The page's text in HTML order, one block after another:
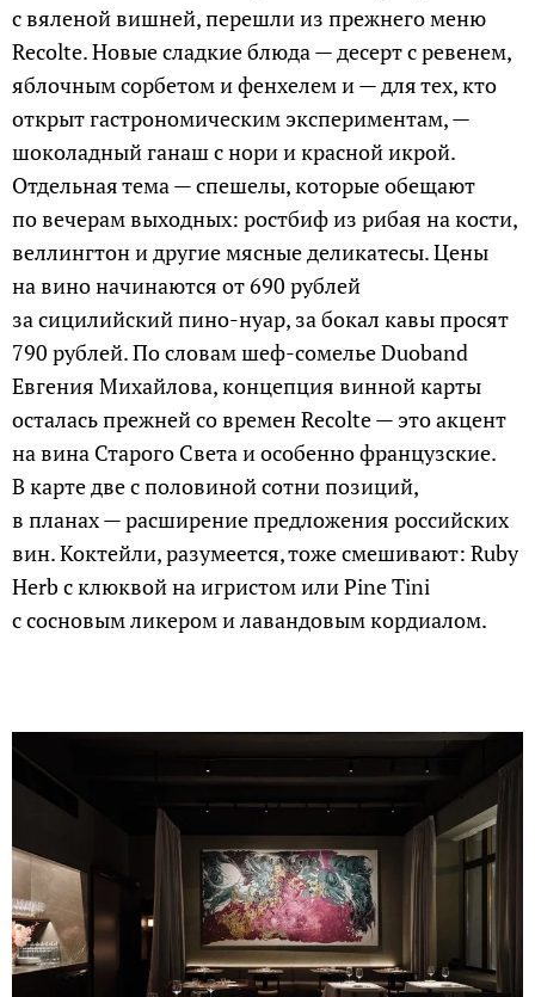
с вяленой вишней, перешли из прежнего меню
Recolte. Новые сладкие блюда — десерт с ревенем,
яблочным сорбетом и фенхелем и — для тех, кто
открыт гастрономическим экспериментам, —
шоколадный ганаш с нори и красной икрой.
Отдельная тема — спешелы, которые обещают
по вечерам выходных: ростбиф из рибая на кости,
веллингтон и другие мясные деликатесы. Цены
на вино начинаются от 690 рублей
за сицилийский пино-нуар, за бокал кавы просят
790 рублей. По словам шеф-сомелье Duoband
Евгения Михайлова, концепция винной карты
осталась прежней со времен Recolte — это акцент
на вина Старого Света и особенно французские.
В карте две с половиной сотни позиций,
в планах — расширение предложения российских
вин. Коктейли, разумеется, тоже смешивают: Ruby
Herb с клюквой на игристом или Pine Tini
с сосновым ликером и лавандовым кордиалом.